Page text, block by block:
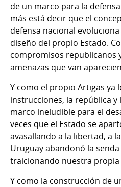
de un marco para la
más está decir que el
defensa nacional
diseño del propio Estado.
compromisos republicanos
amenazas que van
Y como el propio Artigas ya
instrucciones, la república y
marco ineludible para el
veces que el Estado se
avasallando a la libertad, a
Uruguay abandonó la
traicionando nuestra propia
Y como la construcción de